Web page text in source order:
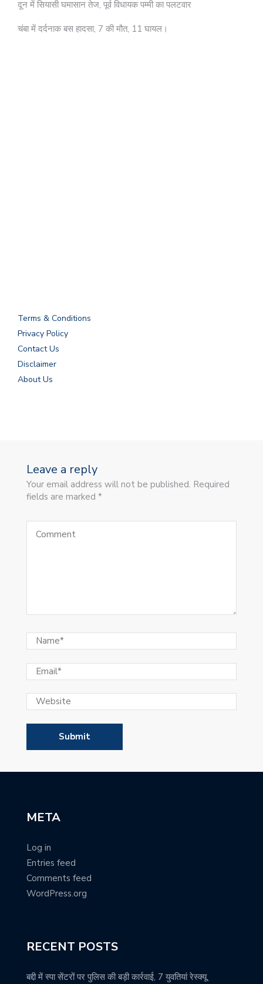
दून में सियासी घमासान तेज, पूर्व विधायक पम्मी का पलटवार
चंबा में दर्दनाक बस हादसा, 7 की मौत, 11 घायल।
Terms & Conditions
Privacy Policy
Contact Us
Disclaimer
About Us
Leave a reply
Your email address will not be published. Required
fields are marked *
META
Log in
Entries feed
Comments feed
WordPress.org
RECENT POSTS
बद्दी में स्पा सेंटरों पर पुलिस की बड़ी कार्रवाई, 7 युवतियां रेस्क्यू,